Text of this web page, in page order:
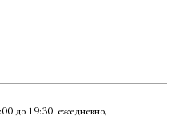
до 19:30, ежедневно,